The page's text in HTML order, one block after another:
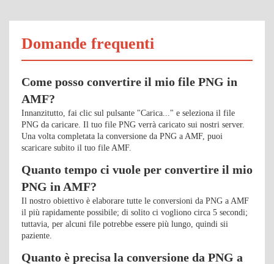
Domande frequenti
Come posso convertire il mio file PNG in
AMF?
Innanzitutto, fai clic sul pulsante "Carica..." e seleziona il file
PNG da caricare. Il tuo file PNG verrà caricato sui nostri server.
Una volta completata la conversione da PNG a AMF, puoi
scaricare subito il tuo file AMF.
Quanto tempo ci vuole per convertire il mio
PNG in AMF?
Il nostro obiettivo è elaborare tutte le conversioni da PNG a AMF
il più rapidamente possibile; di solito ci vogliono circa 5 secondi;
tuttavia, per alcuni file potrebbe essere più lungo, quindi sii
paziente.
Quanto è precisa la conversione da PNG a